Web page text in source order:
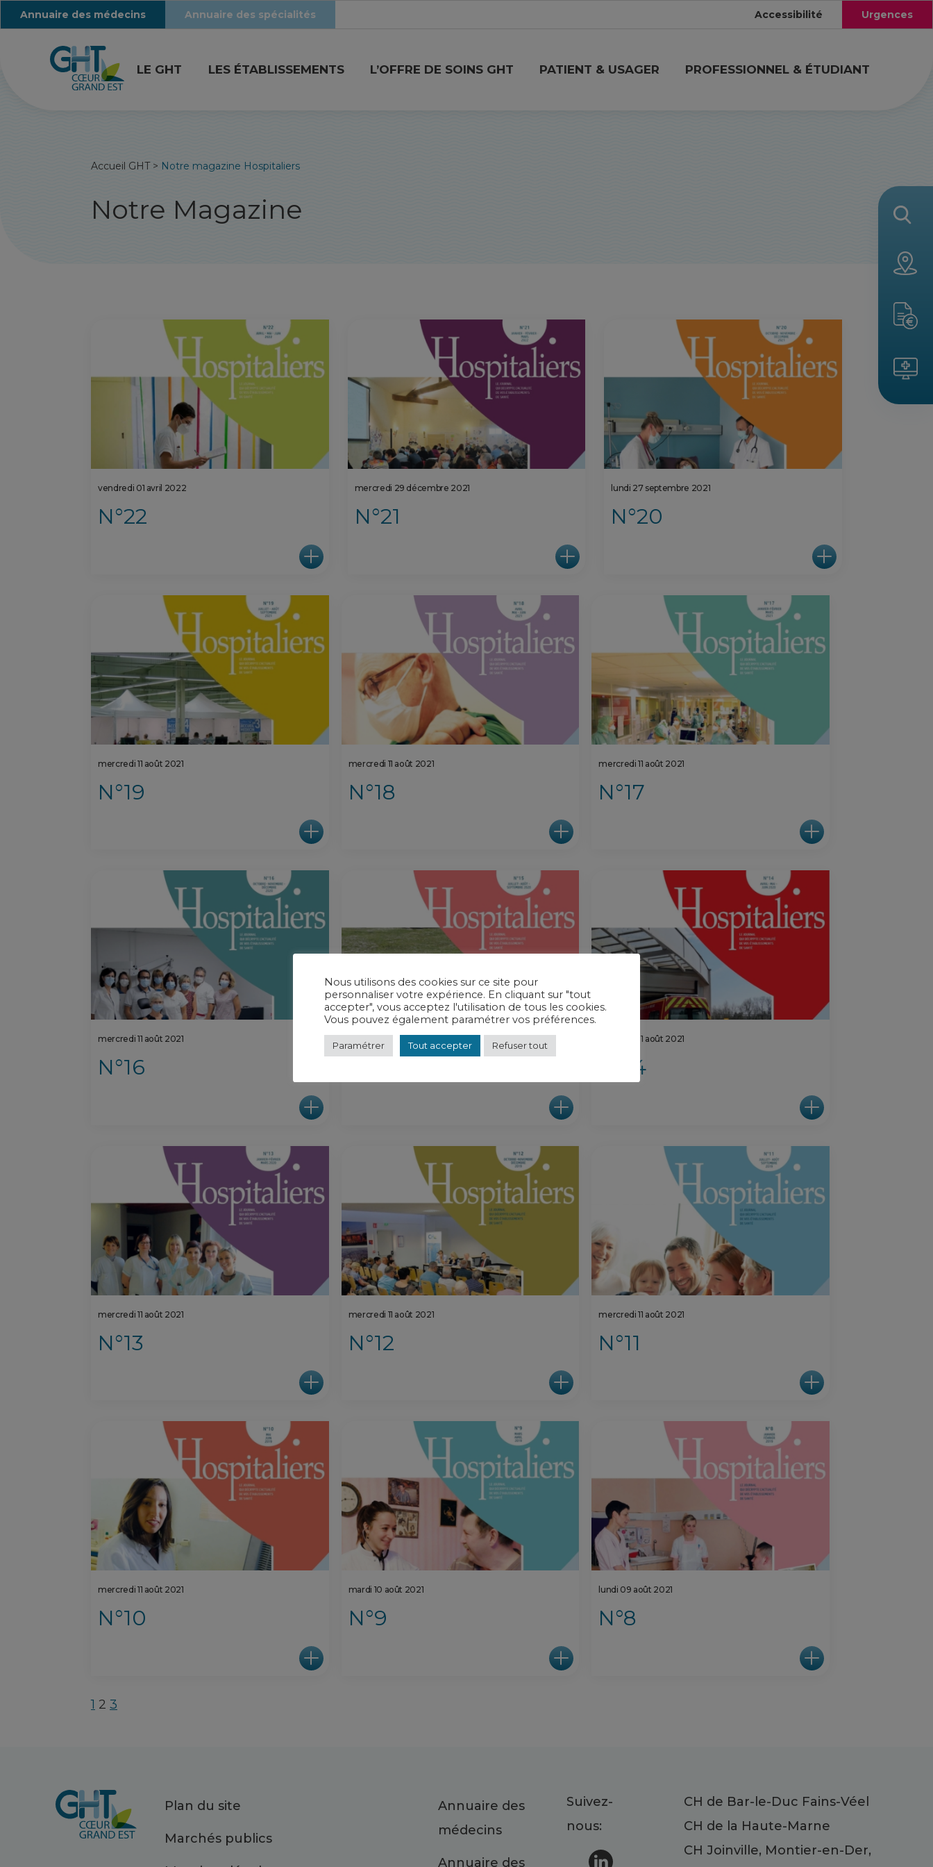
Annuaire des médecins Annuaire des spécialités Accessibilité Urgences
LE GHT LES ÉTABLISSEMENTS L’OFFRE DE SOINS GHT PATIENT & USAGER PROFESSIONNEL & ÉTUDIANT
Accueil GHT> Notre magazine Hospitaliers
Notre Magazine
vendredi 01 avril 2022
N°22
mercredi 29 décembre 2021
N°21
lundi 27 septembre 2021
N°20
mercredi 11 août 2021
N°19
mercredi 11 août 2021
N°18
mercredi 11 août 2021
N°17
mercredi 11 août 2021
N°16
mercredi 11 août 2021
N°14
mercredi 11 août 2021
N°13
mercredi 11 août 2021
N°12
mercredi 11 août 2021
N°11
mercredi 11 août 2021
N°10
mardi 10 août 2021
N°9
lundi 09 août 2021
N°8
1 2 3
Plan du site
Marchés publics
Annuaire des
médecins
Annuaire des
Suivez-
nous:
CH de Bar-le-Duc Fains-Véel
CH de la Haute-Marne
CH Joinville, Montier-en-Der,
Nous utilisons des cookies sur ce site pour
personnaliser votre expérience. En cliquant sur "tout
accepter", vous acceptez l'utilisation de tous les cookies.
Vous pouvez également paramétrer vos préférences.
Paramétrer Tout accepter Refuser tout